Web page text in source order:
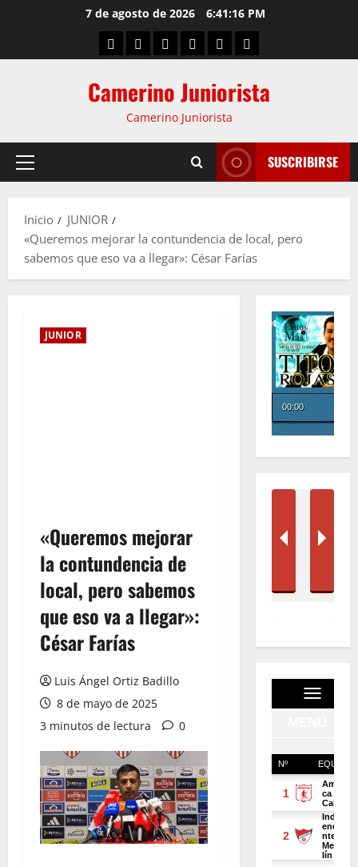
7 de agosto de 2026 6:41:17 PM
Camerino Juniorista
Camerino Juniorista
SUSCRIBIRSE
Inicio
JUNIOR
«Queremos mejorar la contundencia de local, pero
sabemos que eso va a llegar»: César Farías
JUNIOR
«Queremos mejorar
la contundencia de
local, pero sabemos
que eso va a llegar»:
César Farías
Luis Ángel Ortiz Badillo
8 de mayo de 2025
3 minutos de lectura
0